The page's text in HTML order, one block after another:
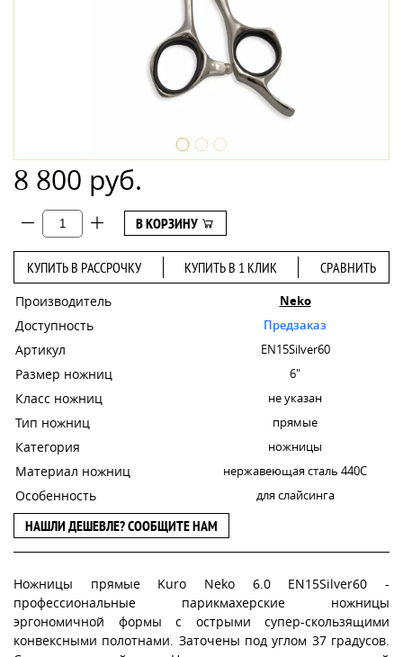
8 800 руб.
В КОРЗИНУ
КУПИТЬ В РАССРОЧКУ КУПИТЬ В 1 КЛИК СРАВНИТЬ
Производитель Neko
Доступность Предзаказ
Артикул EN15Silver60
Размер ножниц 6"
Класс ножниц не указан
Тип ножниц прямые
Категория ножницы
Материал ножниц нержавеющая сталь 440С
Особенность для слайсинга
НАШЛИ ДЕШЕВЛЕ? СООБЩИТЕ НАМ
Ножницы прямые Kuro Neko 6.0 EN15Silver60 -
профессиональные парикмахерские ножницы
эргономичной формы с острыми супер-скользящими
конвексными полотнами. Заточены под углом 37 градусов.